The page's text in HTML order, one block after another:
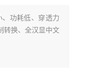
功耗低、穿透力
转换、全汉显中文